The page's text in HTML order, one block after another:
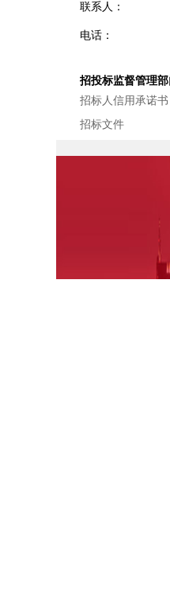
联系人：
电话：
招投标监督管理部
招标人信用承诺书
招标文件